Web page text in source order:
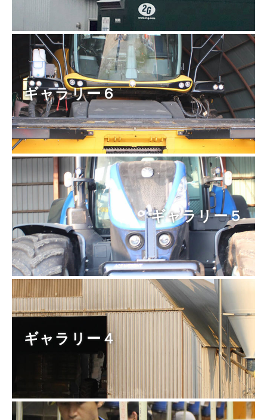
ギャラリー６
ギャラリー５
ギャラリー４